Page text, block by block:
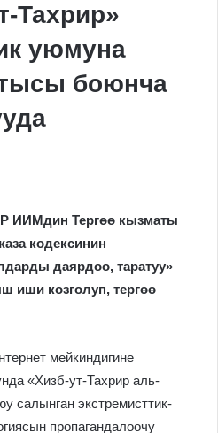
Тахрир»
уюмуна
боюнча
ИИМдин Тергөө кызматы
кодексинин
даярдоо, таратуу»
иши козголуп, тергөө
мейкиндигине
«Хизб-ут-Тахрир аль-
экстремисттик-
пропагандалоочу